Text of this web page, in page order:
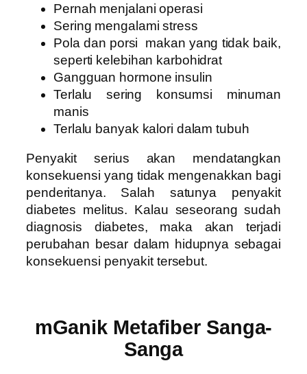
Pernah menjalani operasi
Sering mengalami stress
Pola dan porsi makan yang tidak baik,
seperti kelebihan karbohidrat
Gangguan hormone insulin
Terlalu sering konsumsi minuman
manis
Terlalu banyak kalori dalam tubuh
Penyakit serius akan mendatangkan
konsekuensi yang tidak mengenakkan bagi
penderitanya. Salah satunya penyakit
diabetes melitus. Kalau seseorang sudah
diagnosis diabetes, maka akan terjadi
perubahan besar dalam hidupnya sebagai
konsekuensi penyakit tersebut.
mGanik Metafiber Sanga-
Sanga